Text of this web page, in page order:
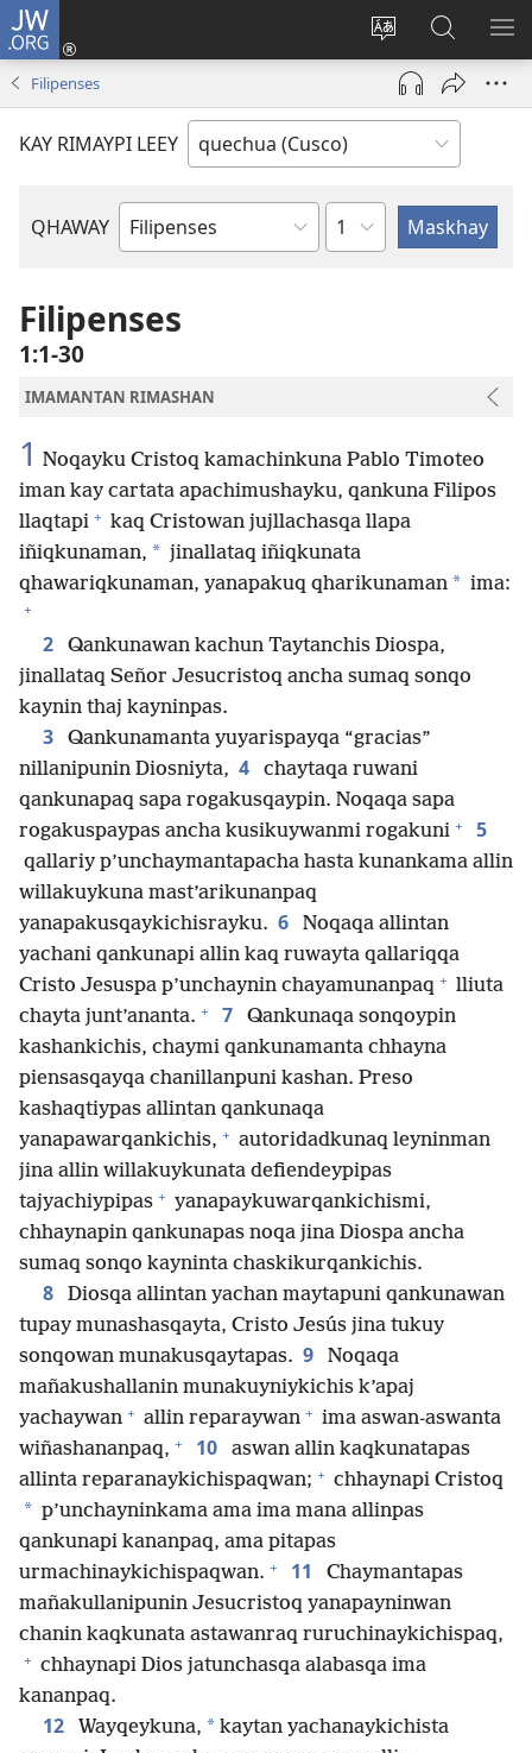
JW.ORG
Direccionpi
akllay
Sutiykiwan
jaykuy
(abre
nueva
JW.ORG
nisqapi
maskhay
Filipenses
KAY RIMAYPI LEEY
QHAWAY
Libro
Biblia
Capítulo
Filipenses
1:1-30
IMAMANTAN RIMASHAN
1 Noqayku Cristoq kamachinkuna Pablo Timoteo
iman kay cartata apachimushayku, qankuna Filipos
llaqtapi + kaq Cristowan jujllachasqa llapa
iñiqkunaman, * jinallataq iñiqkunata
qhawariqkunaman, yanapakuq qharikunaman * ima:
+
2
Qankunawan kachun Taytanchis Diospa,
jinallataq Señor Jesucristoq ancha sumaq sonqo
kaynin thaj kayninpas.
3
Qankunamanta yuyarispayqa “gracias”
nillanipunin Diosniyta, 4
chaytaqa ruwani
qankunapaq sapa rogakusqaypin. Noqaqa sapa
rogakuspaypas ancha kusikuywanmi rogakuni + 5
qallariy p’unchaymantapacha hasta kunankama allin
willakuykuna mast’arikunanpaq
yanapakusqaykichisrayku. 6
Noqaqa allintan
yachani qankunapi allin kaq ruwayta qallariqqa
Cristo Jesuspa p’unchaynin chayamunanpaq + lliuta
chayta junt’ananta. + 7
Qankunaqa sonqoypin
kashankichis, chaymi qankunamanta chhayna
piensasqayqa chanillanpuni kashan. Preso
kashaqtiypas allintan qankunaqa
yanapawarqankichis, + autoridadkunaq leyninman
jina allin willakuykunata defiendeypipas
tajyachiypipas + yanapaykuwarqankichismi,
chhaynapin qankunapas noqa jina Diospa ancha
sumaq sonqo kayninta chaskikurqankichis.
8
Diosqa allintan yachan maytapuni qankunawan
tupay munashasqayta, Cristo Jesús jina tukuy
sonqowan munakusqaytapas. 9
Noqaqa
mañakushallanin munakuyniykichis k’apaj
yachaywan + allin reparaywan + ima aswan-aswanta
wiñashananpaq, + 10
aswan allin kaqkunatapas
allinta reparanaykichispaqwan; + chhaynapi Cristoq
* p’unchayninkama ama ima mana allinpas
qankunapi kananpaq, ama pitapas
urmachinaykichispaqwan. + 11
Chaymantapas
mañakullanipunin Jesucristoq yanapayninwan
chanin kaqkunata astawanraq ruruchinaykichispaq,
+ chhaynapi Dios jatunchasqa alabasqa ima
kananpaq.
12 Wayqeykuna, * kaytan yachanaykichista